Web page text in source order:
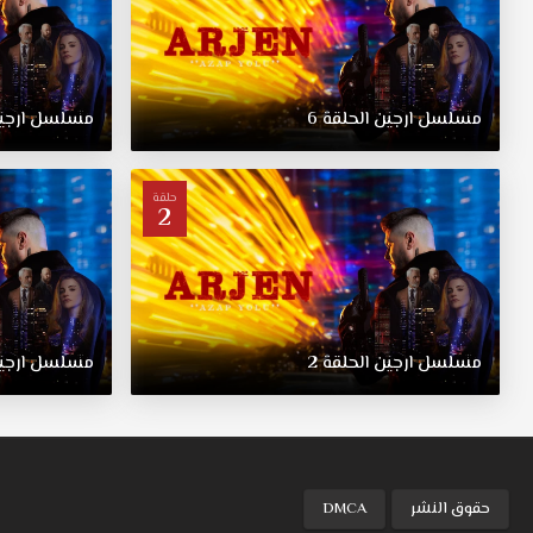
مسلسل
ارجين
مترجم
كامل
موقع
عشق.
تدور
حول
كيف
يتحول
طفل
يحاول
التمسك
بالحياة
في
سن
مسلسلارجين الحلقة6 مسلسل
حلقة
2
مسلسلارجين الحلقة2 مسلسل
حقوق النشر DMCA